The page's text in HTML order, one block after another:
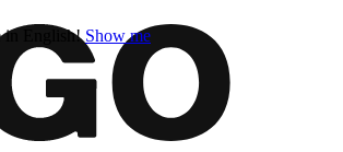
in English! Show me